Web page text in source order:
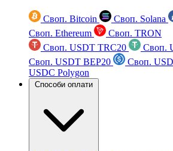
Своп. Bitcoin Своп. Solana
Своп. Ethereum
Своп. TRON
Своп. USDT TRC20
Своп.
Своп. USDT BEP20
Своп.
USDC Polygon
Способи оплати